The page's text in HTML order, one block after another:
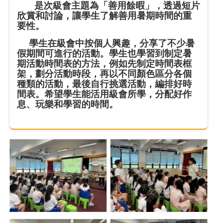
是次級會主題為「善用餘暇」，透過短片
欣賞和討論，讓學生了解善用暑期時間的重
要性。
學生在級會中按個人興趣，分享了不少暑
假期間可進行的活動。學生也學習到制定暑
期活動時間表的方法，例如先制定時間表框
架，劃分活動時段，再以不同顏色區分各個
種類的活動，最後自行挑選活動，編排好時
間表。希望學生能活用級會所學，分配好作
息、玩樂和學習的時間。